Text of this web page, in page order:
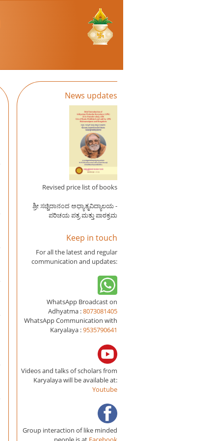
News updates
Revised price list of books
ಶ್ರೀ ಸಚ್ಚಿದಾನಂದ ಅಧ್ಯಾತ್ಮವಿದ್ಯಾಲಯ -
ಪರಿಚಯ ಪತ್ರ ಮತ್ತು ಪಾಠಕ್ರಮ
Keep in touch
For all the latest and regular
communication and updates:
WhatsApp Broadcast on
Adhyatma :8073081405
WhatsApp Communication with
Karyalaya :9535790641
Videos and talks of scholars from
Karyalaya will be available at:
Youtube
Group interaction of like minded